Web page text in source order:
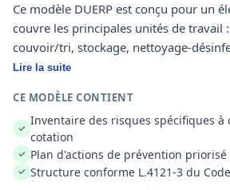
Ce modèle DUERP est conçu pour un
couvre les principales unités de travail
couvoir/tri, stockage, nettoyage-
et quai d’expédition. Il propose un
mécaniques, TMS, chutes, bruit et
liés aux cadences et aux aléas. Les
existantes sont listées pour faciliter
traçabilité des pratiques. Un plan
chaque risque afin de prioriser la
Lire la suite
CE MODÈLE CONTIENT
✓
Inventaire des risques spécifiques à
cotation
✓ Plan d'actions de prévention priorisé
✓ Structure conforme L.4121-3 du